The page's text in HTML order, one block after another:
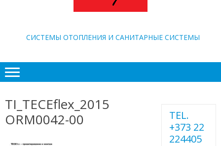
CИСТЕМЫ ОТОПЛЕНИЯ И САНИТАРНЫЕ СИСТЕМЫ
TI_TECEflex_2015
ORM0042-00
TEL.
+373 22
224405